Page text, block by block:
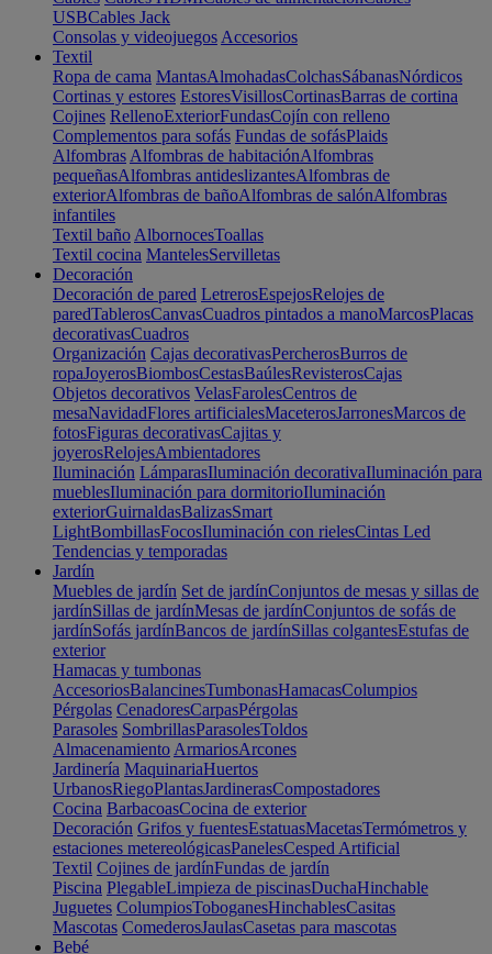
USBCables Jack
Consolas y videojuegos Accesorios
Textil
Ropa de cama MantasAlmohadasColchasSábanasNórdicos
Cortinas y estores EstoresVisillosCortinasBarras de cortina
Cojines RellenoExteriorFundasCojín con relleno
Complementos para sofás Fundas de sofásPlaids
Alfombras Alfombras de habitaciónAlfombras
pequeñasAlfombras antideslizantesAlfombras de
exteriorAlfombras de bañoAlfombras de salónAlfombras
infantiles
Textil baño AlbornocesToallas
Textil cocina MantelesServilletas
Decoración
Decoración de pared LetrerosEspejosRelojes de
paredTablerosCanvasCuadros pintados a manoMarcosPlacas
decorativasCuadros
Organización Cajas decorativasPercherosBurros de
ropaJoyerosBiombosCestasBaúlesRevisterosCajas
Objetos decorativos VelasFarolesCentros de
mesaNavidadFlores artificialesMaceterosJarronesMarcos de
fotosFiguras decorativasCajitas y
joyerosRelojesAmbientadores
Iluminación LámparasIluminación decorativaIluminación para
mueblesIluminación para dormitorioIluminación
exteriorGuirnaldasBalizasSmart
LightBombillasFocosIluminación con rielesCintas Led
Tendencias y temporadas
Jardín
Muebles de jardín Set de jardínConjuntos de mesas y sillas de
jardínSillas de jardínMesas de jardínConjuntos de sofás de
jardínSofás jardínBancos de jardínSillas colgantesEstufas de
exterior
Hamacas y tumbonas
AccesoriosBalancinesTumbonasHamacasColumpios
Pérgolas CenadoresCarpasPérgolas
Parasoles SombrillasParasolesToldos
Almacenamiento ArmariosArcones
Jardinería MaquinariaHuertos
UrbanosRiegoPlantasJardinerasCompostadores
Cocina BarbacoasCocina de exterior
Decoración Grifos y fuentesEstatuasMacetasTermómetros y
estaciones metereológicasPanelesCesped Artificial
Textil Cojines de jardínFundas de jardín
Piscina PlegableLimpieza de piscinasDuchaHinchable
Juguetes ColumpiosToboganesHinchablesCasitas
Mascotas ComederosJaulasCasetas para mascotas
Bebé